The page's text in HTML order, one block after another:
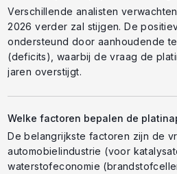
Verschillende analisten
2026 verder zal stijgen. De
ondersteund door aanhoudende
(deficits), waarbij de vraag de
jaren overstijgt.
Welke factoren bepalen de
De belangrijkste factoren zijn de
automobielindustrie (voor
waterstofeconomie